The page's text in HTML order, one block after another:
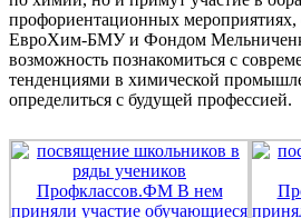
профориентационных мероприятиях,
ЕвроХим-БМУ и Фондом
возможность познакомиться с
тенденциями в химической
определиться с будущей профессией.